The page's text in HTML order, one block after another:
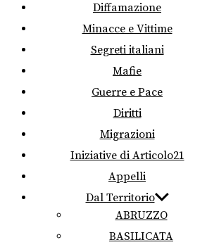
Diffamazione
Minacce e Vittime
Segreti italiani
Mafie
Guerre e Pace
Diritti
Migrazioni
Iniziative di Articolo21
Appelli
Dal Territorio
ABRUZZO
BASILICATA